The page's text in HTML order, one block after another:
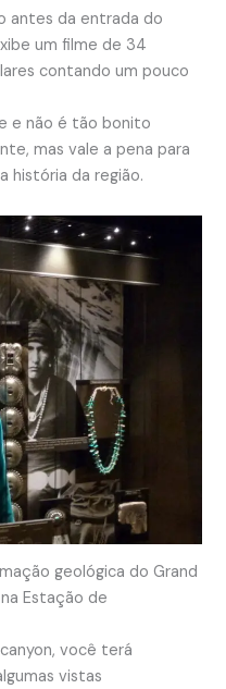
antes da entrada do
um filme de 34
contando um pouco
e não é tão bonito
mas vale a pena para
história da região.
geológica do Grand
Estação de
você terá
vistas